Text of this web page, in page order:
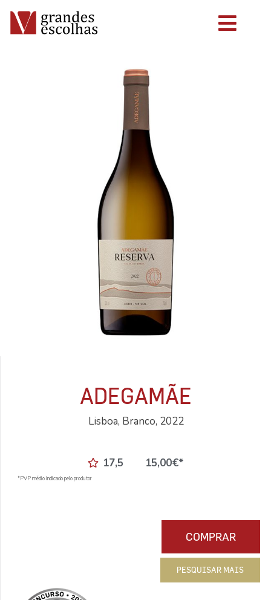
ADEGAMÃE
Lisboa, Branco, 2022
17,5 15,00€*
*PVP médio indicado pelo produtor
COMPRAR
PESQUISAR MAIS